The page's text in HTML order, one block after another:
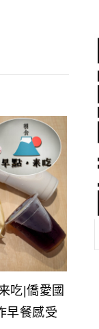
吃|僑愛國
早餐感受